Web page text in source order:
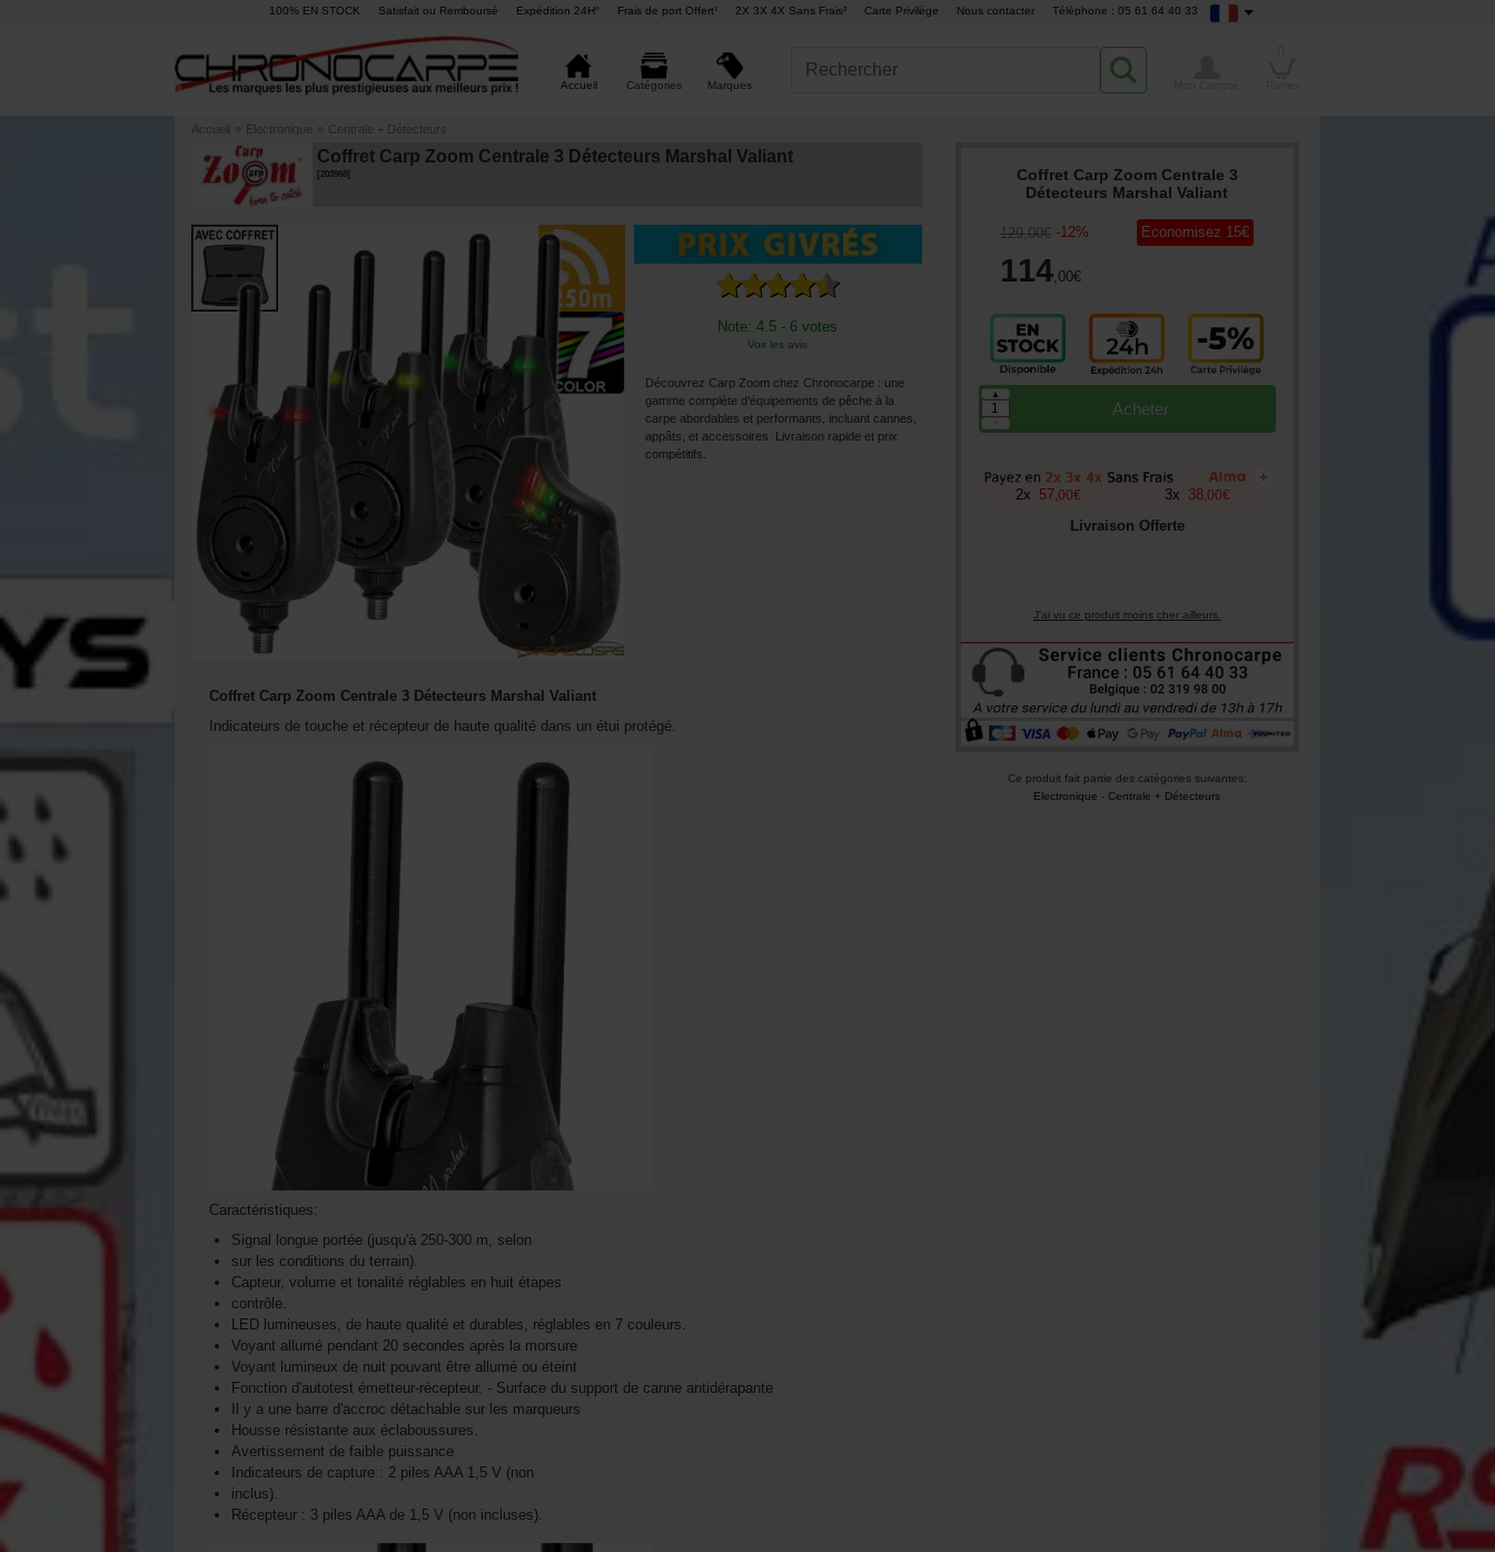
100% EN STOCK Satisfait ou Remboursé Expédition 24H° Frais de port Offert¹ 2X 3X 4X Sans Frais² Carte Privilège Nous contacter Téléphone : 05 61 64 40 33
Accueil Catégories Marques
Accueil » Electronique » Centrale + Détecteurs
Coffret Carp Zoom Centrale 3 Détecteurs Marshal Valiant
203968]
Note: 4.5 - 6 votes
Voir les avis
Découvrez Carp Zoom chez Chronocarpe : une
gamme complète d’équipements de pêche à la
carpe abordables et performants, incluant cannes,
appâts, et accessoires. Livraison rapide et prix
compétitifs.
Coffret Carp Zoom Centrale 3
Détecteurs Marshal Valiant
129,00€ -12%
114,00€
Economisez 15€
Acheter
▲
+
2x 57 ,00€ 3x 38, 00€
Livraison Offerte
J'ai vu ce produit moins cher ailleurs.
Ce produit fait partie des catégories suivantes:
Electronique -Centrale + Détecteurs
Coffret Carp Zoom Centrale 3 Détecteurs Marshal Valiant
Indicateurs de touche et récepteur de haute qualité dans un étui protégé.
Caractéristiques:
Signal longue portée (jusqu'à 250-300 m, selon
sur les conditions du terrain).
Capteur, volume et tonalité réglables en huit étapes
contrôle.
LED lumineuses, de haute qualité et durables, réglables en 7 couleurs.
Voyant allumé pendant 20 secondes après la morsure
Voyant lumineux de nuit pouvant être allumé ou éteint
Fonction d'autotest émetteur-récepteur. - Surface du support de canne antidérapante
Il y a une barre d'accroc détachable sur les marqueurs
Housse résistante aux éclaboussures.
Avertissement de faible puissance
Indicateurs de capture : 2 piles AAA 1,5 V (non
inclus).
Récepteur : 3 piles AAA de 1,5 V (non incluses).